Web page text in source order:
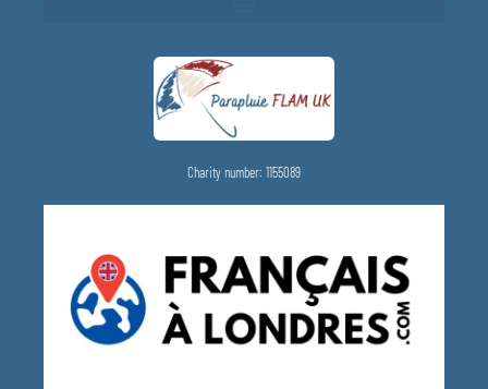
Charity number: 1155089